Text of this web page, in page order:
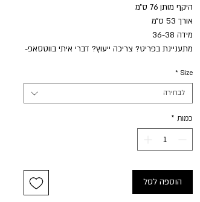
היקף מותן 76 ס״מ
אורך 53 ס״מ
מידה 36-38
מתעניינת בפריט? צריכה ייעוץ? דברי איתי בווטסאפ-
Size
*
לבחירה
כמות *
הוספה לסל